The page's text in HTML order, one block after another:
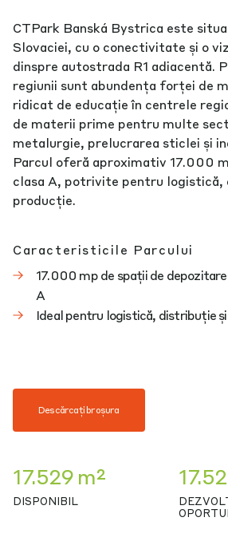
CTPark Banská Bystrica este
Slovaciei, cu o conectivitate și o
dinspre autostrada R1 adiacentă.
regiunii sunt abundența forței de
ridicat de educație în centrele
de materii prime pentru multe
metalurgie, prelucrarea sticlei și
Parcul oferă aproximativ 17.000
clasa A, potrivite pentru logistică,
producție.
Caracteristicile Parcului
17.000 mp de spații de
A
Ideal pentru logistică, distribuție
Descărcați broșura
17.529 m²
DISPONIBIL